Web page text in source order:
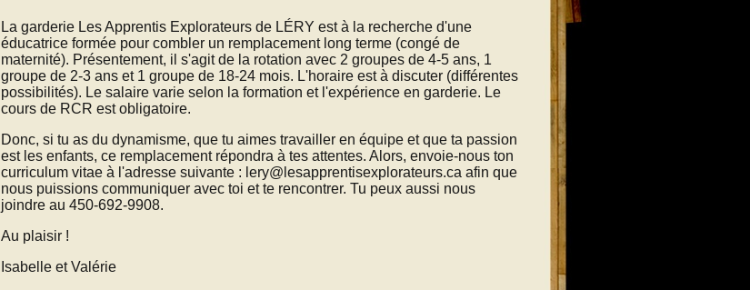
La garderie Les Apprentis Explorateurs de LÉRY est à la recherche d'une
éducatrice formée pour combler un remplacement long terme (congé de
maternité). Présentement, il s'agit de la rotation avec 2 groupes de 4-5 ans, 1
groupe de 2-3 ans et 1 groupe de 18-24 mois. L'horaire est à discuter (différentes
possibilités). Le salaire varie selon la formation et l'expérience en garderie. Le
cours de RCR est obligatoire.
Donc, si tu as du dynamisme, que tu aimes travailler en équipe et que ta passion
est les enfants, ce remplacement répondra à tes attentes. Alors, envoie-nous ton
curriculum vitae à l'adresse suivante : lery@lesapprentisexplorateurs.ca afin que
nous puissions communiquer avec toi et te rencontrer. Tu peux aussi nous
joindre au 450-692-9908.
Au plaisir !
Isabelle et Valérie